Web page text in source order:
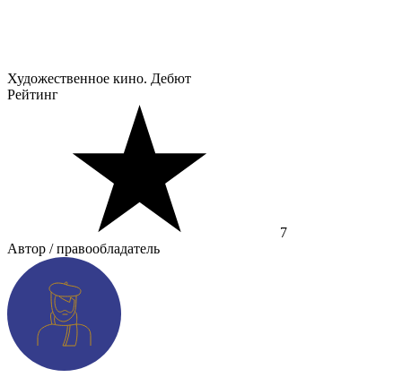
Художественное кино. Дебют
Рейтинг
7
Автор / правообладатель